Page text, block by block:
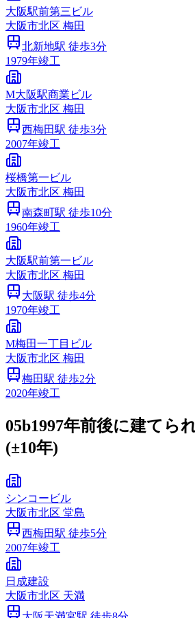
大阪駅前第三ビル
大阪市北区 梅田
北新地駅 徒歩3分
1979年竣工
M大阪駅商業ビル
大阪市北区 梅田
西梅田駅 徒歩3分
2007年竣工
桜橋第一ビル
大阪市北区 梅田
南森町駅 徒歩10分
1960年竣工
大阪駅前第一ビル
大阪市北区 梅田
大阪駅 徒歩4分
1970年竣工
M梅田一丁目ビル
大阪市北区 梅田
梅田駅 徒歩2分
2020年竣工
05b1997年前後に建てら
(±10年)
シンコービル
大阪市北区 堂島
西梅田駅 徒歩5分
2007年竣工
日成建設
大阪市北区 天満